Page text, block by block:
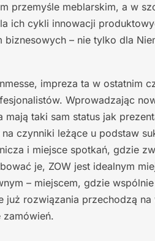
przemyśle meblarskim, a w
ich cykli innowacji
– nie tylko dla
impreza ta w ostatnim
Wprowadzając
mają taki sam status jak
na czynniki leżące u podstaw
i miejsce spotkań, gdzie
je, ZOW jest idealnym
– miejscem, gdzie
już rozwiązania przechodzą
zamówień.